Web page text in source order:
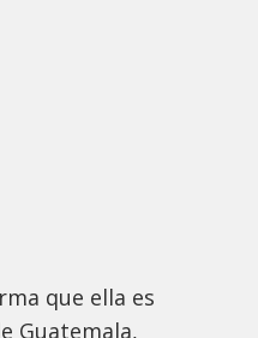
que ella es
Guatemala,